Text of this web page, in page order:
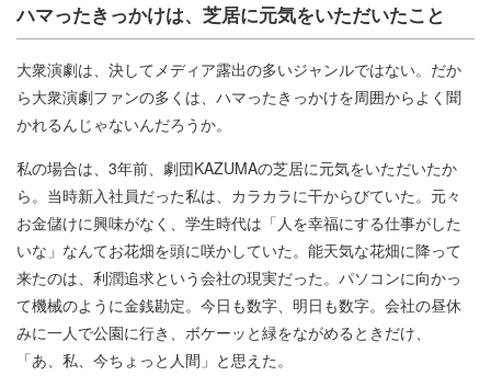
ハマったきっかけは、芝居に元気をいただいたこと
大衆演劇は、決してメディア露出の多いジャンルではない。だか
ら大衆演劇ファンの多くは、ハマったきっかけを周囲からよく聞
かれるんじゃないんだろうか。
私の場合は、3年前、劇団KAZUMAの芝居に元気をいただいたか
ら。当時新入社員だった私は、カラカラに干からびていた。元々
お金儲けに興味がなく、学生時代は「人を幸福にする仕事がした
いな」なんてお花畑を頭に咲かしていた。能天気な花畑に降って
来たのは、利潤追求という会社の現実だった。パソコンに向かっ
て機械のように金銭勘定。今日も数字、明日も数字。会社の昼休
みに一人で公園に行き、ボケーッと緑をながめるときだけ、
「あ、私、今ちょっと人間」と思えた。